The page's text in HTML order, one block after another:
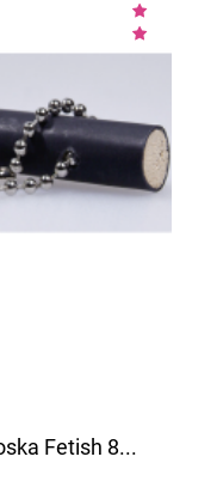
Fetish 8...